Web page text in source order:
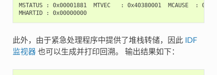
MSTATUS : 0x00001881  MTVEC   : 0x40380001  MCAUSE  :
MHARTID : 0x00000000
此外，由于紧急处理程序中提供了堆栈转储，因此
IDF
监视器也可以生成并打印回溯。 输出结果如下：